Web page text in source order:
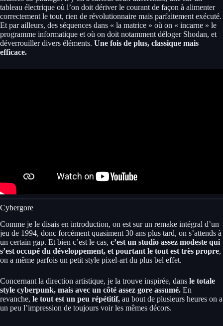
tableau électrique où l’on doit dériver le courant de façon à alimenter
correctement le tout, rien de révolutionnaire mais parfaitement exécuté.
Et par ailleurs, des séquences dans « la matrice » où on « incarne » le
programme informatique et où on doit notamment déloger Shodan, et
déverrouiller divers éléments. Une fois de plus, classique mais
efficace.
Cybergore
Comme je le disais en introduction, on est sur un remake intégral d’un
jeu de 1994, donc forcément quasiment 30 ans plus tard, on s’attends à
un certain gap. Et bien c’est le cas, c’est un studio assez modeste qui
s’est occupé du développement, et pourtant le tout est très propre,
on a même parfois un petit style pixel-art du plus bel effet.
Concernant la direction artistique, je la trouve inspirée, dans le totale
style cyberpunk, mais avec un côté assez gore assumé. En
revanche, le tout est un peu répétitif, au bout de plusieurs heures on a
un peu l’impression de toujours voir les mêmes décors.